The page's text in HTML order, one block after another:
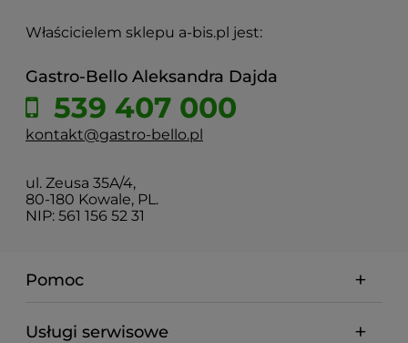
Właścicielem sklepu a-bis.pl jest:
Gastro-Bello Aleksandra Dajda
539 407 000
kontakt@gastro-bello.pl
ul. Zeusa 35A/4,
80-180 Kowale, PL.
NIP: 561 156 52 31
Pomoc
Usługi serwisowe